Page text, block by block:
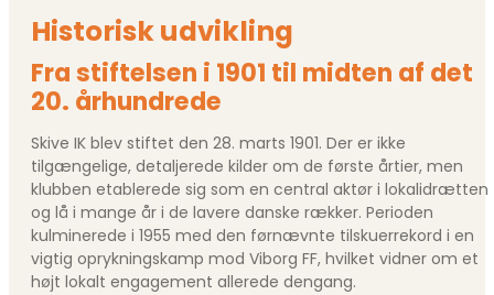
Historisk udvikling
Fra stiftelsen i 1901 til midten af det
20. århundrede
Skive IK blev stiftet den 28. marts 1901. Der er ikke
tilgængelige, detaljerede kilder om de første årtier, men
klubben etablerede sig som en central aktør i lokalidrætten
og lå i mange år i de lavere danske rækker. Perioden
kulminerede i 1955 med den førnævnte tilskuerrekord i en
vigtig oprykningskamp mod Viborg FF, hvilket vidner om et
højt lokalt engagement allerede dengang.